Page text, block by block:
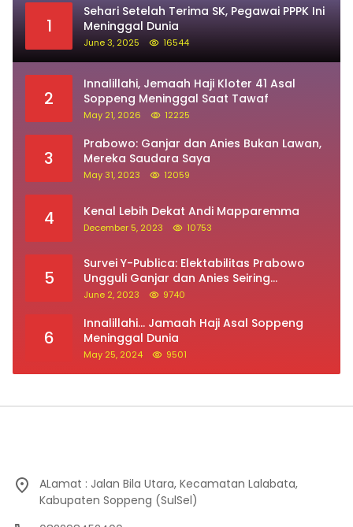
1
Sehari Setelah Terima SK, Pegawai PPPK Ini
Meninggal Dunia
June 3, 2025 16544
2
Innalillahi, Jemaah Haji Kloter 41 Asal
Soppeng Meninggal Saat Tawaf
May 21, 2026 12225
3
Prabowo: Ganjar dan Anies Bukan Lawan,
Mereka Saudara Saya
May 31, 2023 12059
4 Kenal Lebih Dekat Andi Mapparemma
December 5, 2023 10753
5
Survei Y-Publica: Elektabilitas Prabowo
Ungguli Ganjar dan Anies Seiring
Kepuasan Terhadap Jokowi Naik
June 2, 2023 9740
6
Innalillahi… Jamaah Haji Asal Soppeng
Meninggal Dunia
May 25, 2024 9501
ALamat : Jalan Bila Utara, Kecamatan Lalabata,
Kabupaten Soppeng (SulSel)